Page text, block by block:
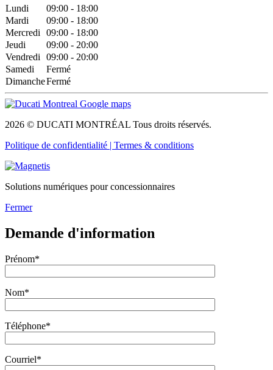
Lundi
09:00 - 18:00
Mardi
09:00 - 18:00
Mercredi
09:00 - 18:00
Jeudi
09:00 - 20:00
Vendredi
09:00 - 20:00
Samedi
Fermé
DimancheFermé
2026 © DUCATI MONTRÉAL Tous droits réservés.
Politique de confidentialité | Termes & conditions
Solutions numériques pour concessionnaires
Fermer
Demande d'information
Prénom*
Nom*
Téléphone*
Courriel*